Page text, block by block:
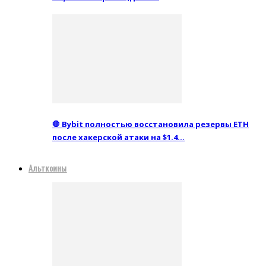
🛑 Bybit полностью восстановила резервы ETH
после хакерской атаки на $1.4…
Альткоины